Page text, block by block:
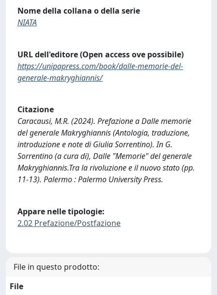
Nome della collana o della serie
NIATA
URL dell'editore (Open access ove possibile)
https://unipapress.com/book/dalle-memorie-del-
generale-makryghiannis/
Citazione
Caracausi, M.R. (2024). Prefazione a Dalle memorie
del generale Makryghiannis (Antologia, traduzione,
introduzione e note di Giulia Sorrentino). In G.
Sorrentino (a cura di), Dalle "Memorie" del generale
Makryghiannis.Tra la rivoluzione e il nuovo stato (pp.
11-13). Palermo : Palermo University Press.
Appare nelle tipologie:
2.02 Prefazione/Postfazione
File in questo prodotto:
File